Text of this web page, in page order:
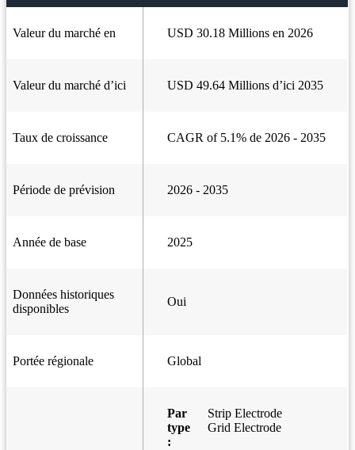
Valeur du marché en USD 30.18 Millions en 2026
Valeur du marché d’ici USD 49.64 Millions d’ici 2035
Taux de croissance CAGR of 5.1% de 2026 - 2035
Période de prévision 2026 - 2035
Année de base 2025
Données historiques
disponibles
Oui
Portée régionale Global
Par
type
:
Strip Electrode
Grid Electrode